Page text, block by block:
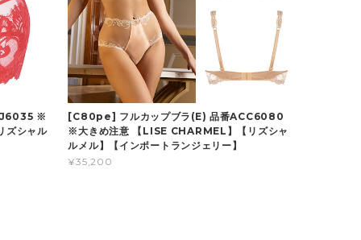
※
ズシャル
[C80pe] フルカップブラ(E) 品番ACC6080
※大きめ注意 【LISE CHARMEL】【リズシャ
ルメル】【インポートランジェリー】
¥35,200